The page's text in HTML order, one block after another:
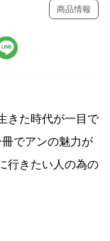
商品情報
きた時代が一目で
でアンの魅力が
行きたい人の為の